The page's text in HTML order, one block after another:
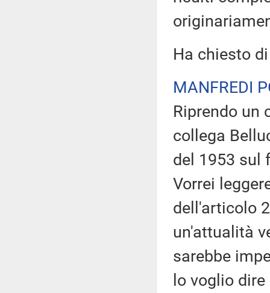
Ha chiesto
MANFREDI
Riprendo un
collega
del 1953 sul
Vorrei
dell'articolo
un'attualità
sarebbe
lo voglio